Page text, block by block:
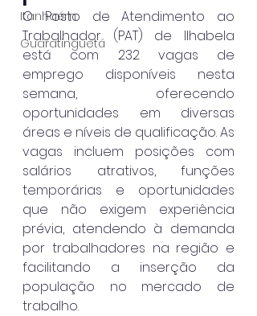
Itanhaém
Guaratinguetá
O Posto de Atendimento ao
Trabalhador (PAT) de Ilhabela
está com 232 vagas de
emprego disponíveis nesta
semana, oferecendo
oportunidades em diversas
áreas e níveis de qualificação. As
vagas incluem posições com
salários atrativos, funções
temporárias e oportunidades
que não exigem experiência
prévia, atendendo à demanda
por trabalhadores na região e
facilitando a inserção da
população no mercado de
trabalho.